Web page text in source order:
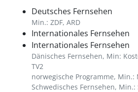
Deutsches Fernsehen
Min.: ZDF, ARD
Internationales Fernsehen
Internationales Fernsehen
Dänisches Fernsehen, Min:
TV2
norwegische Programme, Min.:
Schwedisches Fernsehen, Min.: